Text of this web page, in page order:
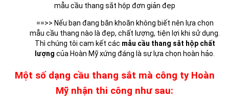
mẫu cầu thang sắt hộp đơn giản đẹp
==>> Nếu bạn đang băn khoăn không biết nên lựa chọn
mẫu cầu thang nào là đẹp, chất lượng, tiện lợi khi sử dụng.
Thì chúng tôi cam kết các mẫu cầu thang sắt hộp chất
lượng của Hoàn Mỹ xứng đáng là sự lựa chọn hoàn hảo.
Một số dạng cầu thang sắt mà công ty Hoàn
Mỹ nhận thi công như sau: